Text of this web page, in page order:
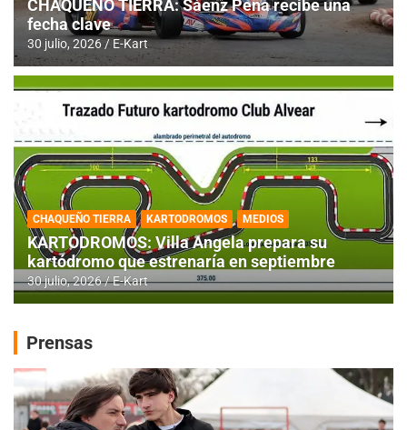
CHAQUEÑO TIERRA: Sáenz Peña recibe una
fecha clave
30 julio, 2026 E-Kart
CHAQUEÑO TIERRA KARTODROMOS MEDIOS
KARTODROMOS: Villa Angela prepara su
kartódromo que estrenaría en septiembre
30 julio, 2026 E-Kart
Prensas